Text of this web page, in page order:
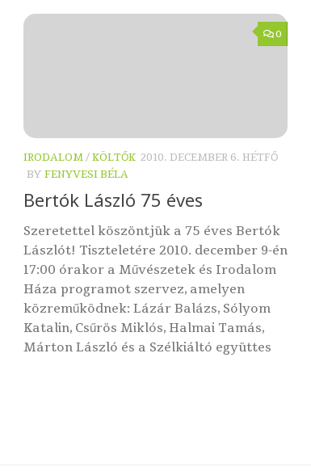
0
IRODALOM/KÖLTŐK 2010. DECEMBER 6. HÉTFŐ
BY FENYVESI BÉLA
Bertók László 75 éves
Szeretettel köszöntjük a 75 éves Bertók
Lászlót! Tiszteletére 2010. december 9-én
17:00 órakor a Művészetek és Irodalom
Háza programot szervez, amelyen
közreműködnek: Lázár Balázs, Sólyom
Katalin, Csűrös Miklós, Halmai Tamás,
Márton László és a Szélkiáltó együttes